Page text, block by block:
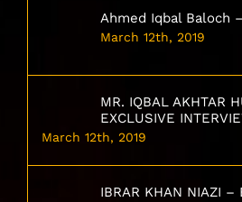
Ahmed Iqbal Baloch
March 12th, 2019
MR. IQBAL AKHTAR
EXCLUSIVE
March 12th, 2019
IBRAR KHAN NIAZI –